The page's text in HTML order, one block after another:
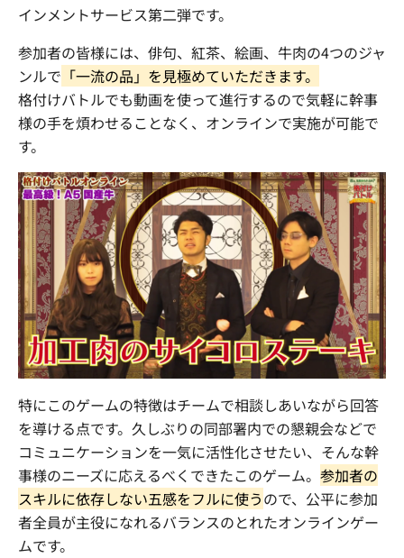
インメントサービス第二弾です。
参加者の皆様には、俳句、紅茶、絵画、牛肉の4つのジャ
ンルで 「一流の品」を見極めていただきます。
格付けバトルでも動画を使って進行するので気軽に幹事
様の手を煩わせることなく、オンラインで実施が可能で
す。
特にこのゲームの特徴はチームで相談しあいながら回答
を導ける点です。久しぶりの同部署内での懇親会などで
コミュニケーションを一気に活性化させたい、そんな幹
事様のニーズに応えるべくできたこのゲーム。 参加者の
スキルに依存しない五感をフルに使うので、公平に参加
者全員が主役になれるバランスのとれたオンラインゲー
ムです。